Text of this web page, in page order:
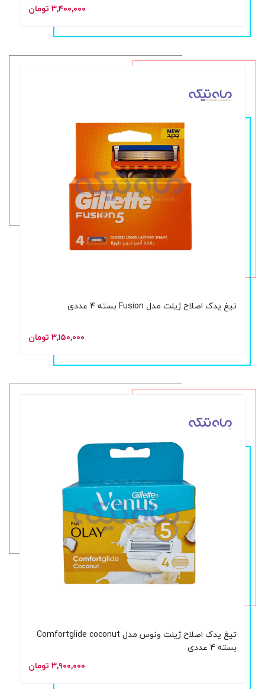
۳,۴۰۰,۰۰۰ تومان
تیغ یدک اصلاح ژیلت مدل Fusion بسته 4 عددی
۳,۱۵۰,۰۰۰ تومان
تیغ یدک اصلاح ژیلت ونوس مدل Comfortglide coconut
بسته 4 عددی
۳,۹۰۰,۰۰۰ تومان